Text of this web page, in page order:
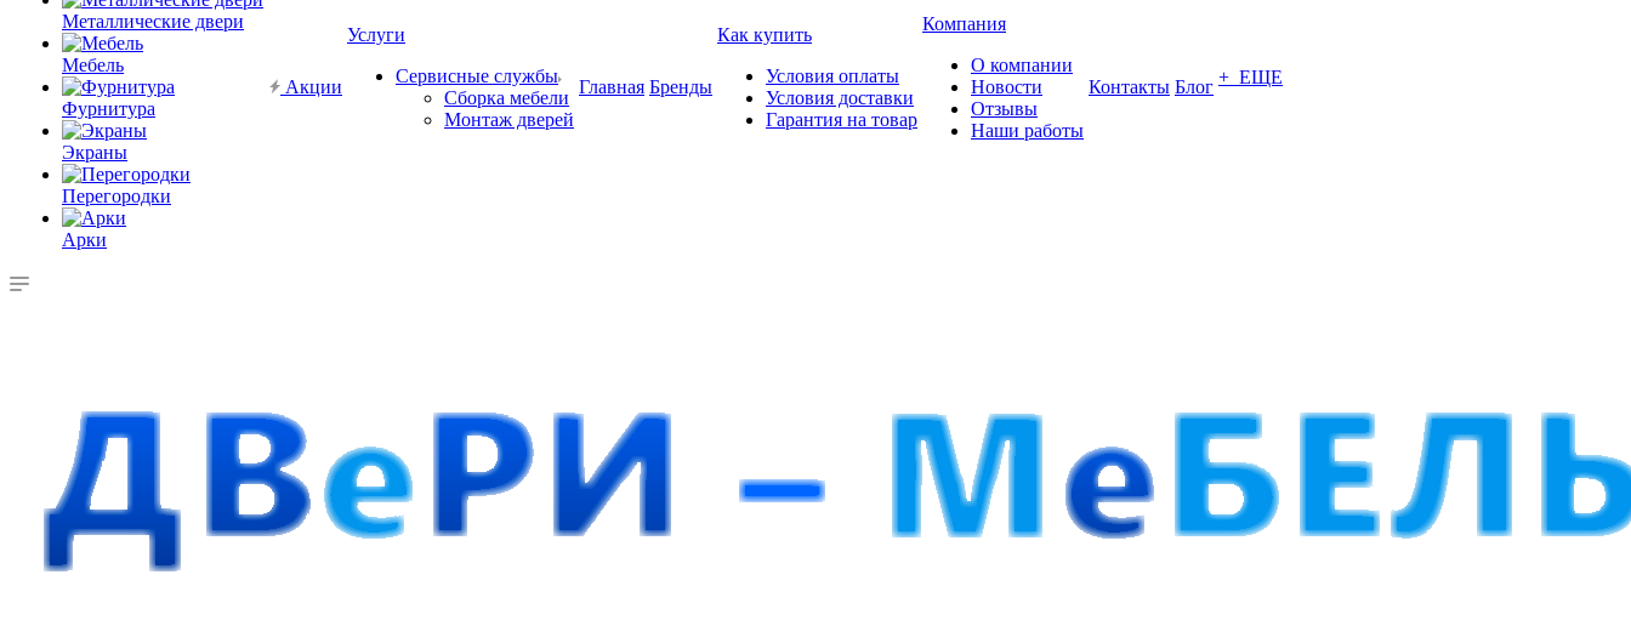
Металлические двери
Мебель
Фурнитура
Экраны
Перегородки
Арки
Акции
Услуги
Сервисные службы
Сборка мебели
Монтаж дверей
Главная Бренды
Как купить
Условия оплаты
Условия доставки
Гарантия на товар
Компания
О компании
Новости
Отзывы
Наши работы
Контакты Блог + ЕЩЕ